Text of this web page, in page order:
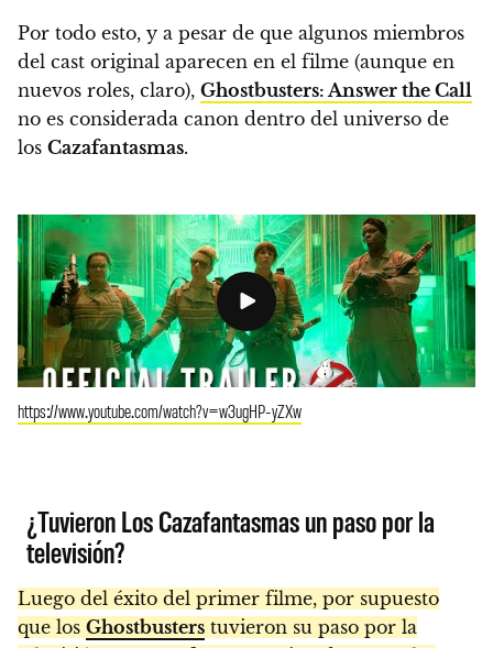
Por todo esto, y a pesar de que algunos miembros
del cast original aparecen en el filme (aunque en
nuevos roles, claro), Ghostbusters: Answer the Call
no es considerada canon dentro del universo de
los Cazafantasmas.
https://www.youtube.com/watch?v=w3ugHP-yZXw
¿Tuvieron Los Cazafantasmas un paso por la
televisión?
Luego del éxito del primer filme, por supuesto
que los Ghostbusters tuvieron su paso por la